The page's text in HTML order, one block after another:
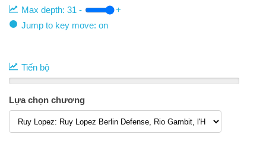
Max depth: 31 -
+
Jump to key move: on
Tiến bộ
Lựa chọn chương